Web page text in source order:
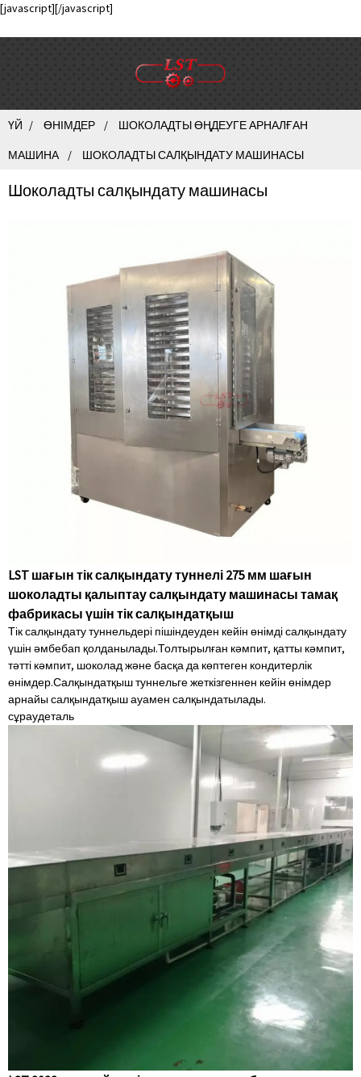
[javascript][/javascript]
ҮЙ ӨНІМДЕР ШОКОЛАДТЫ ӨҢДЕУГЕ АРНАЛҒАН
МАШИНА ШОКОЛАДТЫ САЛҚЫНДАТУ МАШИНАСЫ
Шоколадты салқындату машинасы
LST шағын тік салқындату туннелі 275 мм шағын
шоколадты қалыптау салқындату машинасы тамақ
фабрикасы үшін тік салқындатқыш
Тік салқындату туннельдері пішіндеуден кейін өнімді салқындату
үшін әмбебап қолданылады.Толтырылған кәмпит, қатты кәмпит,
тәтті кәмпит, шоколад және басқа да көптеген кондитерлік
өнімдер.Салқындатқыш туннельге жеткізгеннен кейін өнімдер
арнайы салқындатқыш ауамен салқындатылады.
сұраудеталь